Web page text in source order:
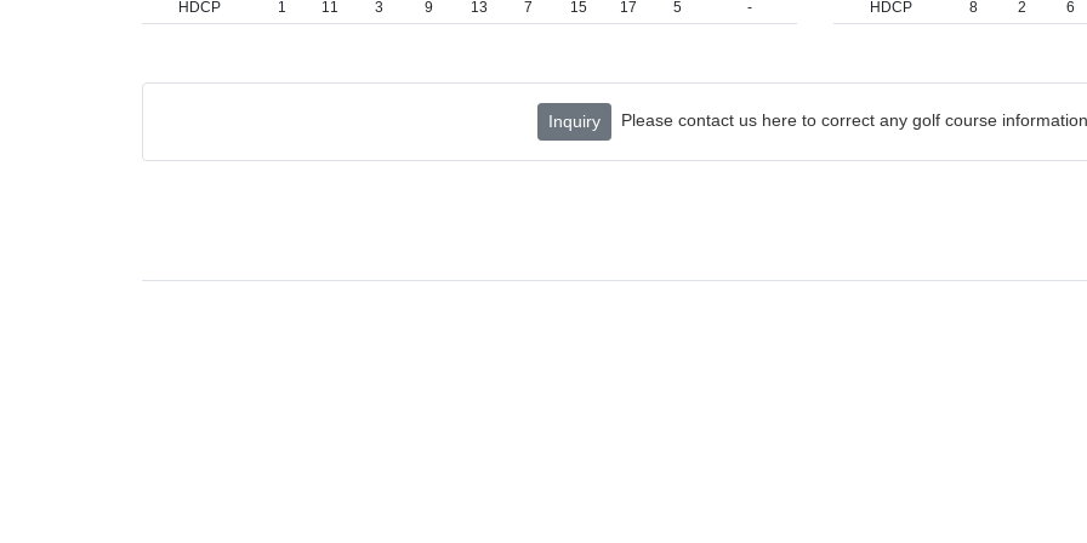
HDCP
1 11 3 9 13 7 15 17 5 -
HDCP
8 2 6
Inquiry Please contact us here to correct any golf course